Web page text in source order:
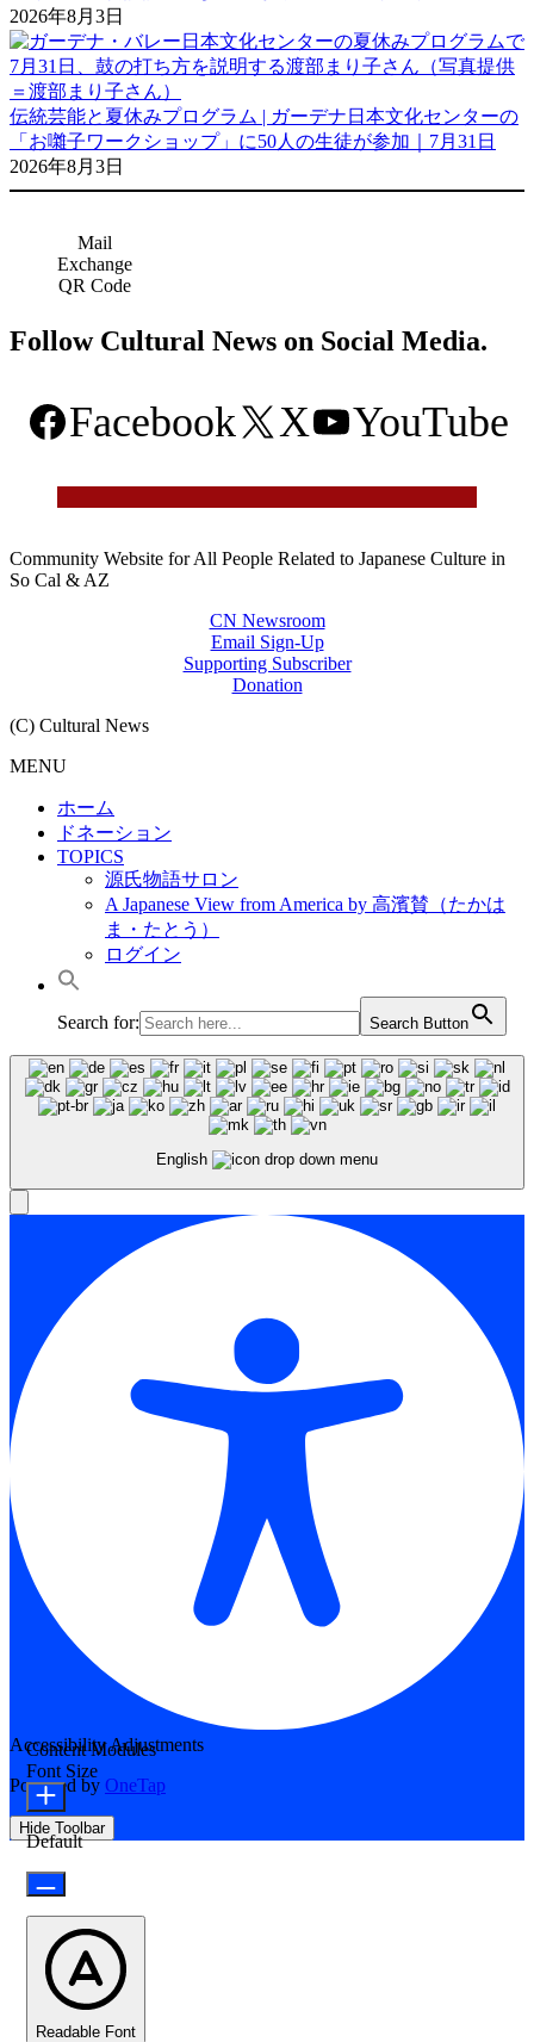
2026年8月3日
伝統芸能と夏休みプログラム | ガーデナ日本文化センターの
「お囃子ワークショップ」に50人の生徒が参加｜7月31日
2026年8月3日
Mail
Exchange
QR Code
Follow Cultural News on Social Media.
Facebook X YouTube
Community Website for All People Related to Japanese Culture in
So Cal & AZ
CN Newsroom
Email Sign-Up
Supporting Subscriber
Donation
(C) Cultural News
MENU
ホーム
ドネーション
TOPICS
源氏物語サロン
A Japanese View from America by 高濱賛（たかは
ま・たとう）
ログイン
Search for: Search Button
English
Accessibility Adjustments
Powered by OneTap
Hide Toolbar
Content Modules
Font Size
Default
Readable Font